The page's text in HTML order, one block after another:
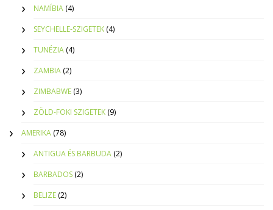
NAMÍBIA (4)
SEYCHELLE-SZIGETEK (4)
TUNÉZIA (4)
ZAMBIA (2)
ZIMBABWE (3)
ZÖLD-FOKI SZIGETEK (9)
AMERIKA (78)
ANTIGUA ÉS BARBUDA (2)
BARBADOS (2)
BELIZE (2)